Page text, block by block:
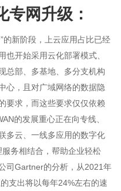
专网升级：
的新阶段，上云应用占比已经
开始采用云化部署模式、
总部、多基地、多分支机构
心，且对广域网络的数据隐
要求，而这些要求仅仅依赖
的发展重心正在向专线、
多云、一线多应用的数字化
务相结合，帮助企业轻松
司Gartner的分析，从2021年
支出将以每年24%左右的速